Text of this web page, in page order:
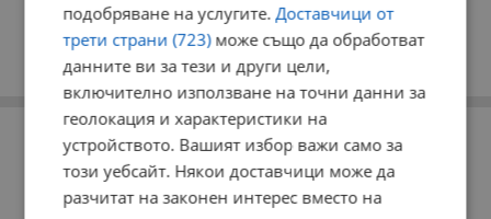
РЕКЛАМА
подобряване на услугите.Доставчици от
трети страни (723)може също да обработват
данните ви за тези и други цели,
включително използване на точни данни за
геолокация и характеристики на
устройството. Вашият избор важи само за
този уебсайт. Някои доставчици може да
разчитат на законен интерес вместо на